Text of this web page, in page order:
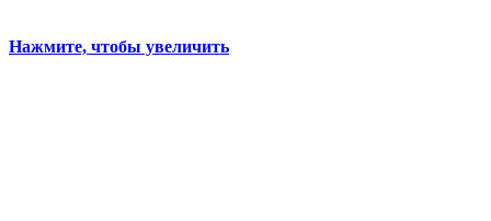
Нажмите, чтобы увеличить